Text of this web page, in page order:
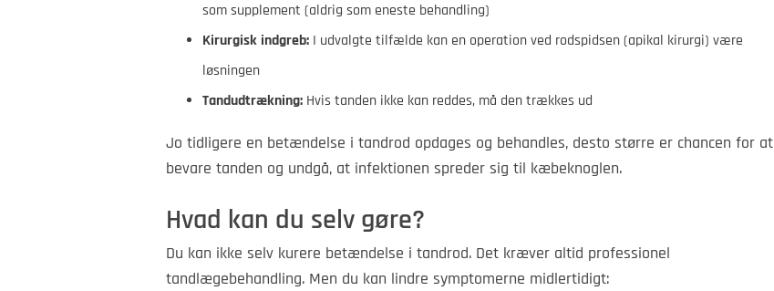
som supplement (aldrig som eneste behandling)
Kirurgisk indgreb:I udvalgte tilfælde kan en operation ved rodspidsen (apikal kirurgi) være
løsningen
Tandudtrækning:Hvis tanden ikke kan reddes, må den trækkes ud
Jo tidligere en betændelse i tandrod opdages og behandles, desto større er chancen for at
bevare tanden og undgå, at infektionen spreder sig til kæbeknoglen.
Hvad kan du selv gøre?
Du kan ikke selv kurere betændelse i tandrod. Det kræver altid professionel
tandlægebehandling. Men du kan lindre symptomerne midlertidigt: